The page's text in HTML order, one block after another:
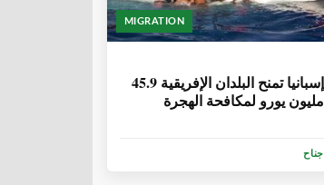
MIGRATION
إسبانيا تمنح البلدان الإفريقية 45.9
مليون يورو لمكافحة الهجرة
جناح